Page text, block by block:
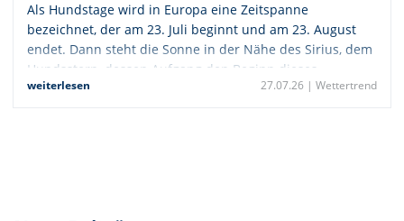
Als Hundstage wird in Europa eine Zeitspanne
bezeichnet, der am 23. Juli beginnt und am 23. August
endet. Dann steht die Sonne in der Nähe des Sirius, dem
Hundsstern, dessen Aufgang den Beginn dieses
Zeitraums bestimmt. Die Hundstage stehen
weiterlesen 27.07.26 | Wettertrend